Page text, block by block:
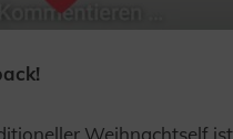
Weihnachtself